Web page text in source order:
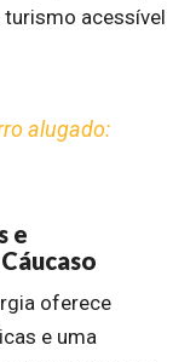
turismo acessível
alugado:
e
oferece
e uma